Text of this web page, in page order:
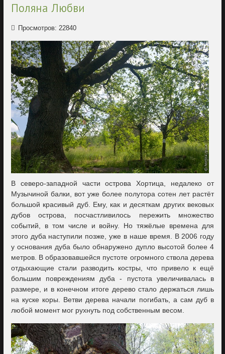
Поляна Любви
Просмотров: 22840
В северо-западной части острова Хортица, недалеко от
Музычиной балки, вот уже более полутора сотен лет растёт
большой красивый дуб. Ему, как и десяткам других вековых
дубов острова, посчастливилось пережить множество
событий, в том числе и войну. Но тяжёлые времена для
этого дуба наступили позже, уже в наше время. В 2006 году
у основания дуба было обнаружено дупло высотой более 4
метров. В образовавшейся пустоте огромного ствола дерева
отдыхающие стали разводить костры, что привело к ещё
большим повреждениям дуба - пустота увеличивалась в
размере, и в конечном итоге дерево стало держаться лишь
на куске коры. Ветви дерева начали погибать, а сам дуб в
любой момент мог рухнуть под собственным весом.